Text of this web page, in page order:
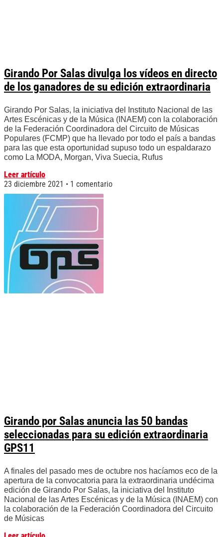
Girando Por Salas divulga los vídeos en directo
de los ganadores de su edición extraordinaria
Girando Por Salas, la iniciativa del Instituto Nacional de las
Artes Escénicas y de la Música (INAEM) con la colaboración
de la Federación Coordinadora del Circuito de Músicas
Populares (FCMP) que ha llevado por todo el país a bandas
para las que esta oportunidad supuso todo un espaldarazo
como La MODA, Morgan, Viva Suecia, Rufus
Leer artículo
23 diciembre 2021
1 comentario
Girando por Salas anuncia las 50 bandas
seleccionadas para su edición extraordinaria
GPS11
A finales del pasado mes de octubre nos hacíamos eco de la
apertura de la convocatoria para la extraordinaria undécima
edición de Girando Por Salas, la iniciativa del Instituto
Nacional de las Artes Escénicas y de la Música (INAEM) con
la colaboración de la Federación Coordinadora del Circuito
de Músicas